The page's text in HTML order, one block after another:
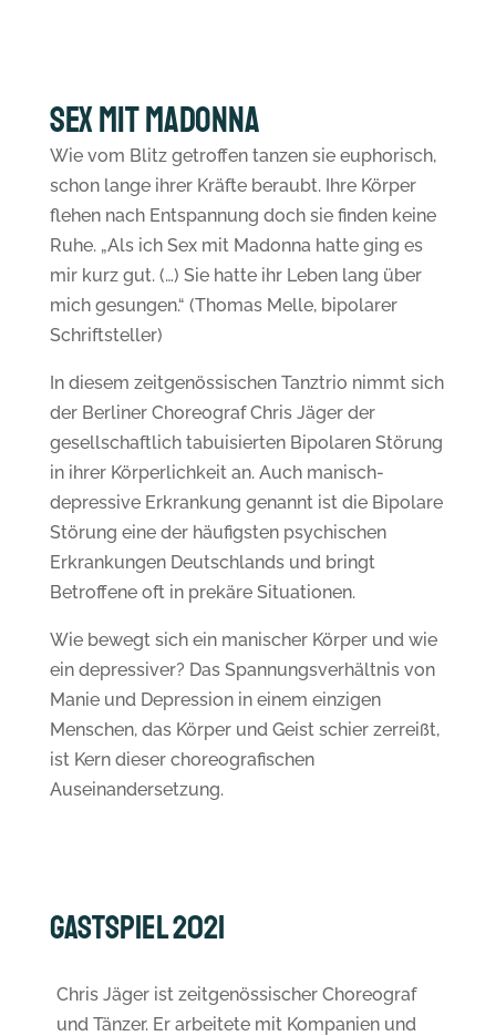
SEX MIT MADONNA
Wie vom Blitz getroffen tanzen sie euphorisch,
schon lange ihrer Kräfte beraubt. Ihre Körper
flehen nach Entspannung doch sie finden keine
Ruhe. „Als ich Sex mit Madonna hatte ging es
mir kurz gut. (…) Sie hatte ihr Leben lang über
mich gesungen.“ (Thomas Melle, bipolarer
Schriftsteller)
In diesem zeitgenössischen Tanztrio nimmt sich
der Berliner Choreograf Chris Jäger der
gesellschaftlich tabuisierten Bipolaren Störung
in ihrer Körperlichkeit an. Auch manisch-
depressive Erkrankung genannt ist die Bipolare
Störung eine der häufigsten psychischen
Erkrankungen Deutschlands und bringt
Betroffene oft in prekäre Situationen.
Wie bewegt sich ein manischer Körper und wie
ein depressiver? Das Spannungsverhältnis von
Manie und Depression in einem einzigen
Menschen, das Körper und Geist schier zerreißt,
ist Kern dieser choreografischen
Auseinandersetzung.
Gastspiel 2021
Chris Jäger ist zeitgenössischer Choreograf
und Tänzer. Er arbeitete mit Kompanien und